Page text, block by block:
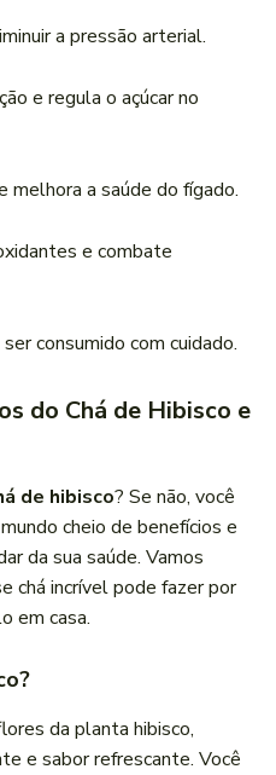
a pressão arterial.
e regula o açúcar no
melhora a saúde do fígado.
e combate
consumido com cuidado.
do Chá de Hibisco e
de hibisco? Se não, você
cheio de benefícios e
da sua saúde. Vamos
chá incrível pode fazer por
em casa.
da planta hibisco,
e sabor refrescante. Você